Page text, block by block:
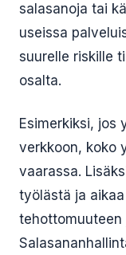
salasanoja tai
useissa
suurelle riskille
osalta.
Esimerkiksi, jos
verkkoon, koko
vaarassa.
työlästä ja
tehottomuuteen